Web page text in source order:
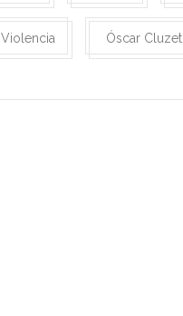
Violencia Óscar Cluzet